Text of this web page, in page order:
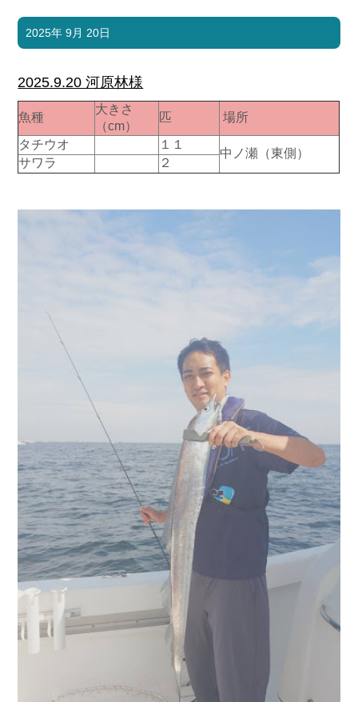
2025年 9月 20日
2025.9.20 河原林様
魚種
大きさ
（cm）
匹
場所
タチウオ
１１
中ノ瀬（東側）
サワラ ２